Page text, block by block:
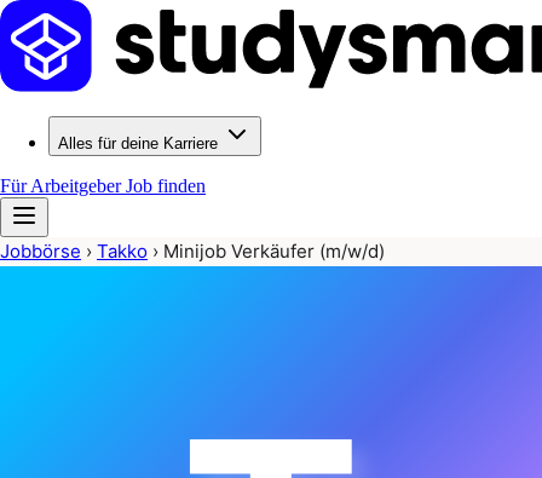
Alles für deine Karriere
Für ArbeitgeberJob finden
Jobbörse › Takko › Minijob Verkäufer (m/w/d)